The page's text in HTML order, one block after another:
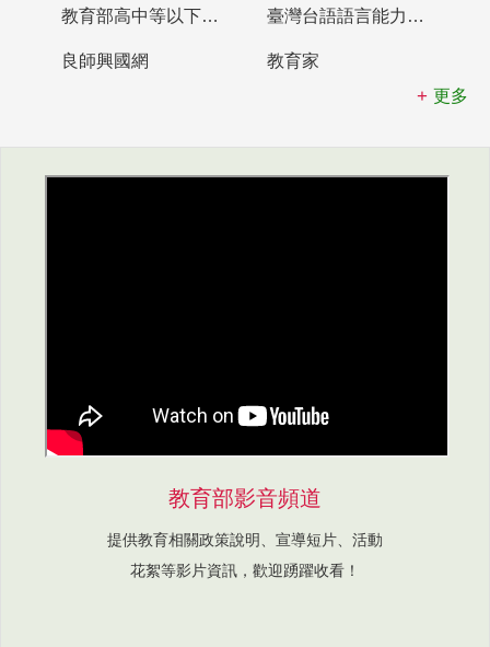
教育部高中等以下學校及幼兒園教師資格檢定考試 臺灣台語語言能力認證網站
良師興國網
教育家
更多
教育部影音頻道
提供教育相關政策說明、宣導短片、活動
花絮等影片資訊，歡迎踴躍收看！